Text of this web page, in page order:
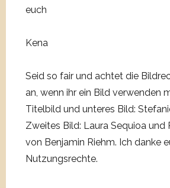
euch
Kena
Seid so fair und achtet die
an, wenn ihr ein Bild verwenden
Titelbild und unteres Bild:
Zweites Bild: Laura Sequioa und
von Benjamin Riehm. Ich danke
Nutzungsrechte.